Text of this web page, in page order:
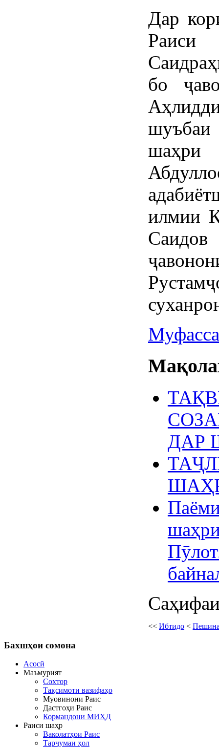
Дар
бо
шаҳри
илмии
ДАР
<< Ибтидо <
Бахшҳои сомона
Асосӣ
Маъмурият
Сохтор
Тақсимоти вазифаҳо
Муовинони Раис
Дастгоҳи Раис
Кормандони МИҲД
Раиси шаҳр
Ваколатҳои Раис
Тарҷумаи ҳол